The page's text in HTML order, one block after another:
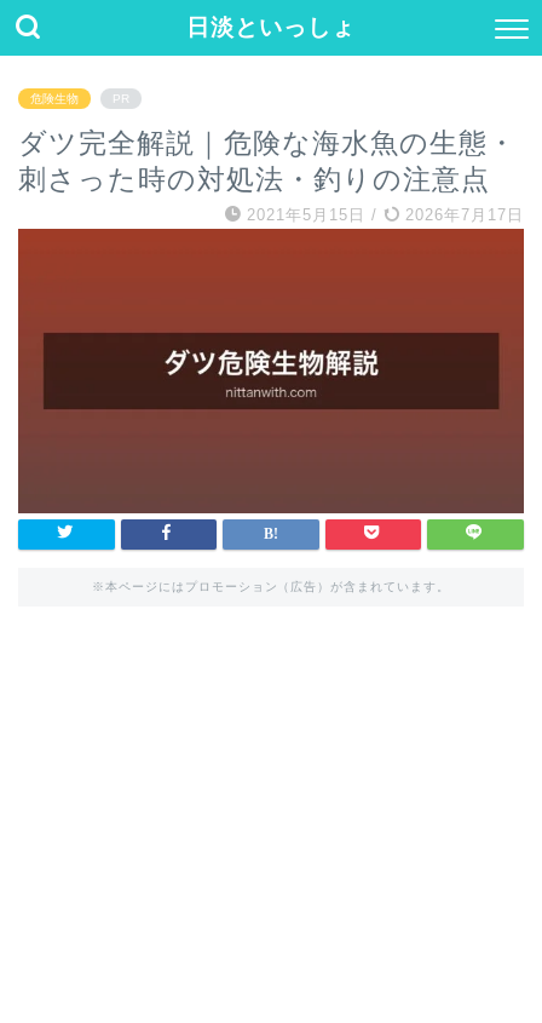
日淡といっしょ
危険生物 PR
ダツ完全解説｜危険な海水魚の生態・
刺さった時の対処法・釣りの注意点
2021年5月15日 / 2026年7月17日
※本ページにはプロモーション（広告）が含まれています。